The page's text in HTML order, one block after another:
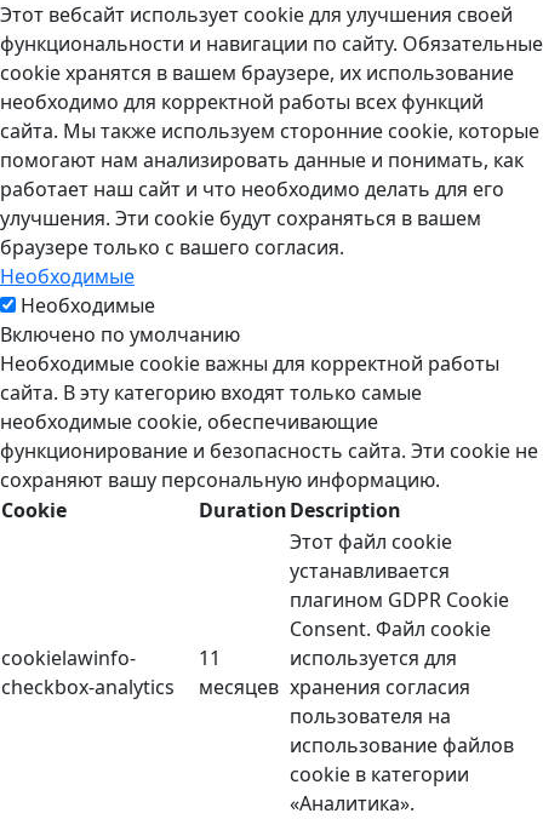
Этот вебсайт использует cookie для улучшения своей
функциональности и навигации по сайту. Обязательные
cookie хранятся в вашем браузере, их использование
необходимо для корректной работы всех функций
сайта. Мы также используем сторонние cookie, которые
помогают нам анализировать данные и понимать, как
работает наш сайт и что необходимо делать для его
улучшения. Эти cookie будут сохраняться в вашем
браузере только с вашего согласия.
Необходимые
Необходимые
Включено по умолчанию
Необходимые cookie важны для корректной работы
сайта. В эту категорию входят только самые
необходимые cookie, обеспечивающие
функционирование и безопасность сайта. Эти cookie не
сохраняют вашу персональную информацию.
Cookie
DurationDescription
cookielawinfo-
checkbox-analytics
11
месяцев
Этот файл cookie
устанавливается
плагином GDPR Cookie
Consent. Файл cookie
используется для
хранения согласия
пользователя на
использование файлов
cookie в категории
«Аналитика».